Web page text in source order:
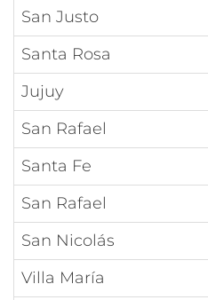
San Justo
Santa Rosa
Jujuy
San Rafael
Santa Fe
San Rafael
San Nicolás
Villa María